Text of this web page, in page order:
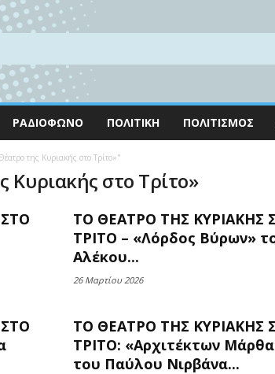
ΡΑΔΙΌΦΩΝΟ ΠΟΛΙΤΙΚΉ ΠΟΛΙΤΙΣΜΌΣ
της Κυριακής στο Τρίτο»"
Κυριακής στο Τρίτο»
ΤΟ ΘΕΑΤΡΟ ΤΗΣ ΚΥΡΙΑΚΗΣ
ΤΡΙΤΟ – «Λόρδος Βύρων»
Αλέκου...
26 Μαρτίου 2026
ΤΟ ΘΕΑΤΡΟ ΤΗΣ ΚΥΡΙΑΚΗΣ
ΤΡΙΤΟ: «Αρχιτέκτων
του Παύλου Νιρβάνα...